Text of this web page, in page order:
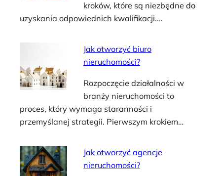
kroków, które są niezbędne do
uzyskania odpowiednich kwalifikacji.…
Jak otworzyć biuro
nieruchomości?
Rozpoczęcie działalności w
branży nieruchomości to
proces, który wymaga staranności i
przemyślanej strategii. Pierwszym krokiem…
Jak otworzyć agencje
nieruchomości?